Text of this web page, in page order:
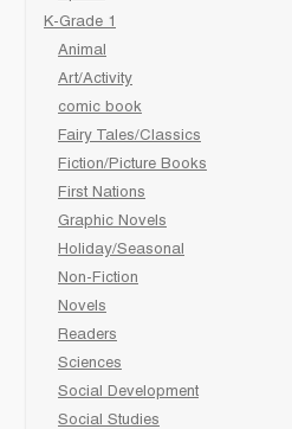
K-Grade 1
Animal
Art/Activity
comic book
Fairy Tales/Classics
Fiction/Picture Books
First Nations
Graphic Novels
Holiday/Seasonal
Non-Fiction
Novels
Readers
Sciences
Social Development
Social Studies